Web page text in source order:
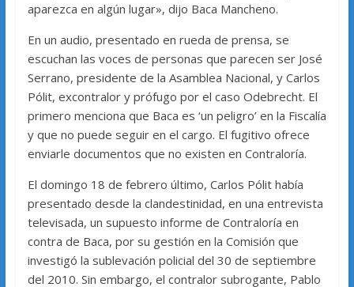
aparezca en algún lugar», dijo Baca Mancheno.
En un audio, presentado en rueda de prensa, se
escuchan las voces de personas que parecen ser José
Serrano, presidente de la Asamblea Nacional, y Carlos
Pólit, excontralor y prófugo por el caso Odebrecht. El
primero menciona que Baca es ‘un peligro’ en la Fiscalía
y que no puede seguir en el cargo. El fugitivo ofrece
enviarle documentos que no existen en Contraloría.
El domingo 18 de febrero último, Carlos Pólit había
presentado desde la clandestinidad, en una entrevista
televisada, un supuesto informe de Contraloría en
contra de Baca, por su gestión en la Comisión que
investigó la sublevación policial del 30 de septiembre
del 2010. Sin embargo, el contralor subrogante, Pablo